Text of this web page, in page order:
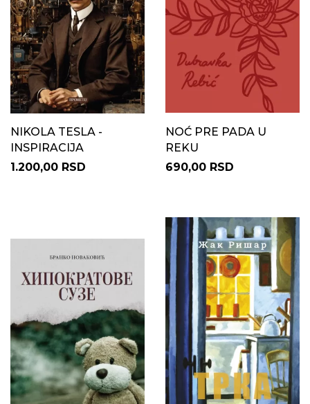
NIKOLA TESLA -
INSPIRACIJA
1.200,00 RSD
NOĆ PRE PADA U
REKU
690,00 RSD